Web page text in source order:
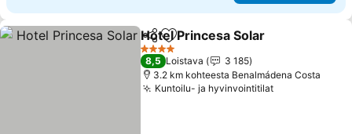
Jaa Lisää suosikkeihin
Hotel Princesa Solar
4 Tähtiluokitus
8,5 Loistava
3 185
3.2 km kohteesta Benalmádena Costa
Kuntoilu- ja hyvinvointitilatKatso hinnat